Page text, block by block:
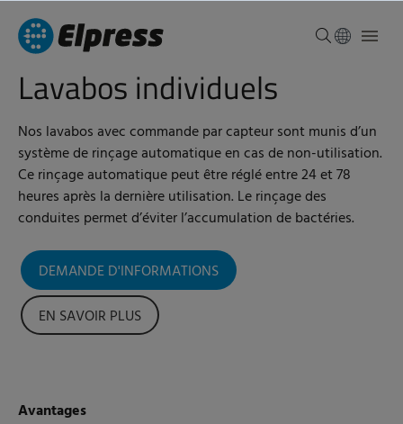
Lavabos individuels
Nos lavabos avec commande par capteur sont munis d’un
système de rinçage automatique en cas de non-utilisation.
Ce rinçage automatique peut être réglé entre 24 et 78
heures après la dernière utilisation. Le rinçage des
conduites permet d’éviter l’accumulation de bactéries.
DEMANDE D'INFORMATIONS
EN SAVOIR PLUS
Avantages